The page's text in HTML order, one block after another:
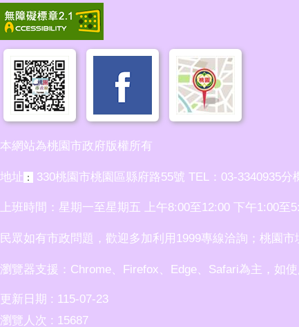
本網站為桃園市政府版權所有
地址 ： 330桃園市桃園區縣府路55號 TEL：03-3340935分
上班時間：星期一至星期五 上午8:00至12:00 下午1:00至
民眾如有市政問題，歡迎多加利用1999專線洽詢；桃園
瀏覽器支援：Chrome、Firefox、Edge、Safari為主，如
更新日期
115-07-23
瀏覽人次
15687